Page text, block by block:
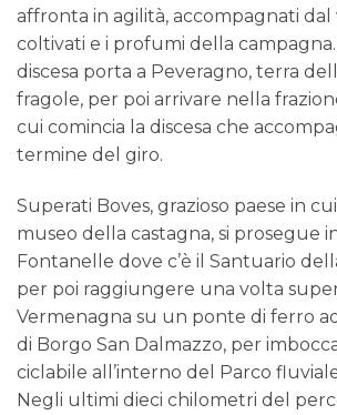
affronta in agilità, accompagnati dal
coltivati e i profumi della
discesa porta a Peveragno, terra
fragole, per poi arrivare nella
cui comincia la discesa che
termine del giro.
Superati Boves, grazioso paese in cui
museo della castagna, si prosegue
Fontanelle dove c’è il Santuario
per poi raggiungere una volta
Vermenagna su un ponte di ferro
di Borgo San Dalmazzo, per
ciclabile all’interno del Parco
Negli ultimi dieci chilometri del